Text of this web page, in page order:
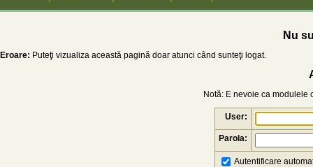
Nu
Eroare: Puteţi vizualiza această pagină doar atunci când sunteţi logat.
Notă: E nevoie ca modulele
User:
Parola:
Autentificare